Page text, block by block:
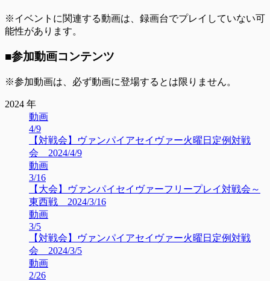
※イベントに関連する動画は、録画台でプレイしていない可
能性があります。
■参加動画コンテンツ
※参加動画は、必ず動画に登場するとは限りません。
2024 年
動画
4/9
【対戦会】ヴァンパイアセイヴァー火曜日定例対戦
会 2024/4/9
動画
3/16
【大会】ヴァンパイセイヴァーフリープレイ対戦会～
東西戦 2024/3/16
動画
3/5
【対戦会】ヴァンパイアセイヴァー火曜日定例対戦
会 2024/3/5
動画
2/26